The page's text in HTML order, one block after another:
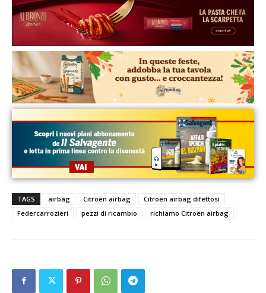
TAGS airbag Citroën airbag
Citroën airbag difettosi
Federcarrozieri
pezzi di ricambio richiamo Citroën airbag